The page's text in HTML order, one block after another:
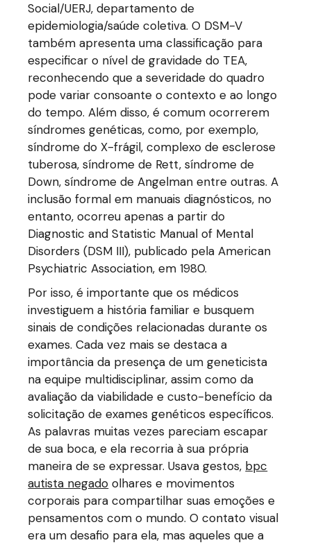
Social/UERJ, departamento de
epidemiologia/saúde coletiva. O DSM-V
também apresenta uma classificação para
especificar o nível de gravidade do TEA,
reconhecendo que a severidade do quadro
pode variar consoante o contexto e ao longo
do tempo. Além disso, é comum ocorrerem
síndromes genéticas, como, por exemplo,
síndrome do X-frágil, complexo de esclerose
tuberosa, síndrome de Rett, síndrome de
Down, síndrome de Angelman entre outras. A
inclusão formal em manuais diagnósticos, no
entanto, ocorreu apenas a partir do
Diagnostic and Statistic Manual of Mental
Disorders (DSM III), publicado pela American
Psychiatric Association, em 1980.
Por isso, é importante que os médicos
investiguem a história familiar e busquem
sinais de condições relacionadas durante os
exames. Cada vez mais se destaca a
importância da presença de um geneticista
na equipe multidisciplinar, assim como da
avaliação da viabilidade e custo-benefício da
solicitação de exames genéticos específicos.
As palavras muitas vezes pareciam escapar
de sua boca, e ela recorria à sua própria
maneira de se expressar. Usava gestos, bpc
autista negado olhares e movimentos
corporais para compartilhar suas emoções e
pensamentos com o mundo. O contato visual
era um desafio para ela, mas aqueles que a